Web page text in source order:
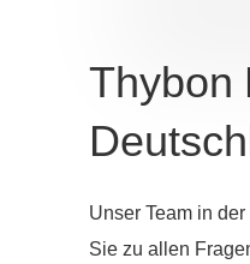
Thybon
Unser Team in
Sie zu allen